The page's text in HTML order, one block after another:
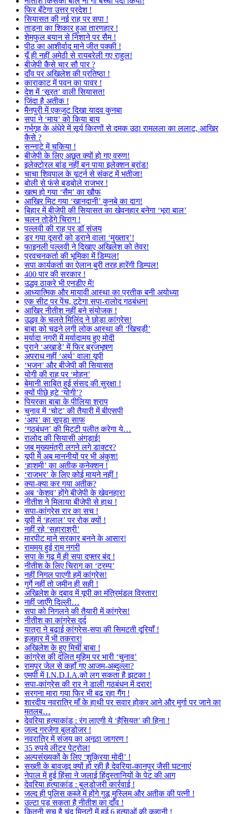
फिर बँटेगा उत्तर प्रदेश !
सियासत की नई राह पर सपा !
ताड़ना का शिकार हुआ तारणहार !
शेमफुल बयान से निशाने पर सैम !
पीठ का आशीर्वाद माने जीत पक्की !
यूँ ही नहीं अमेठी से रायबरेली गए राहुल!
बीजेपी कैसे चार सौ पार ?
दाँव पर अखिलेश की प्रतिष्ठा !
काराकाट में पवन का पावर !
देश में ‘सूरत’ वाली सियासत!
जिंदा है अतीक !
मैनपुरी में एकजुट दिखा यादव कुनबा
सपा ने ‘माय’ को किया बाय
गर्भगृह के अंधेरे में सूर्य किरणों से दमक उठा रामलला का ललाट, आखिर
कैसे ?
सन्नाटे में चकिया !
बीजेपी के लिए अछूत क्यों हो गए वरुण!
इलेक्टोरल बांड नहीं बन पाया इलेक्शन ब्रांड!
चाचा शिवपाल के यूटर्न से संकट में भतीजा!
बोली से फंसे बड़बोले राजभर !
खत्म हो गया ‘सैम’ का खौफ
आखिर मिट गया ‘खानदानी’ कुनबे का दाग!
बिहार में बीजेपी की सियासत का खेवनहार बनेगा ‘भूरा बाल’
चलन तोड़ेंगे चिराग !
पल्लवी की राह पर डॉ संजय
डर गया दूसरों को डराने वाला ‘मुख्तार’!
फाइनली पल्लवी ने दिखाए अखिलेश को तेवर!
प्रवचनकर्ता की भूमिका में डिम्पल!
सपा कार्यकर्ता का ऐलान बुरी तरह हारेंगी डिम्पल!
400 पार की सरकार !
उद्धव ठाकरे भी एनडीए में!
आध्यात्मिक और मायावी आस्था का प्रतीक बनी अयोध्या
एक सीट पर पेंच, टूटेगा सपा-रालोद गठबंधन!
आखिर नीतीश नहीं बने संयोजक !
उद्धव के चलते मिलिंद ने छोड़ा कांग्रेस!
बाबा को चढ़ने लगी लोक आस्था की ‘खिचड़ी’
मर्यादा नगरी में मर्यादामय हुए मोदी
पुराने ‘अखाड़े’ में फिर ब्रजभूषण
अपराध नहीं ‘अर्थ’ वाला यूपी
‘भजन’ और बीजेपी की सियासत
योगी की राह पर ‘मोहन’
बेमानी साबित हुई संसद की सुरक्षा !
क्यों पीछे हटे ‘योगी’?
पियरका बाबा के पीलिया श्राप
चुनाव में ‘चोट’ की तैयारी में बीएसपी
‘आप’ का सूपड़ा साफ
‘गठबंधन’ की मिट्टी पलीत करेगा ये…
रालोद की सियासी अंगड़ाई!
जब मुख्यमंत्री लगने लगे डाक्टर?
यूपी में अब माननीयों पर भी अंकुश!
‘हाशमी’ का अतीक कनेक्शन !
‘राजभर’ के लिए कोई मायने नहीं !
क्या-क्या कर गया अतीक?
अब ‘केशव’ होंगे बीजेपी के खेवनहार!
नीतीश ने मिलाया बीजेपी से हाथ !
सपा-कांग्रेस रार का सच !
यूपी में ‘हलाल’ पर रोक क्यों !
नहीं रहे ‘सहाराश्री’
मारपीट माने सरकार बनने के आसार!
राममय हुई राम नगरी
सपा के गढ़ में ही सपा दफ्तर बंद !
नीतीश के लिए चिराग का ‘ट्रम्प’
नहीं निगल पाएगी हमें कांग्रेस!
गुर्गे नहीं तो जमीन ही सही !
अखिलेश के दबाव में यूपी का मंत्रिमंडल विस्तार!
नहीं जाएँगे दिल्ली…
सपा को निगलने की तैयारी में कांग्रेस!
नीतीश का कांग्रेस दर्द
यात्रा ने बढ़ाई कांग्रेस-सपा की सिमटती दूरियाँ !
इजहार में भी तकरार!
अखिलेश के हुए मिर्ची बाबा !
कांग्रेस की दलित मुहिम पर भारी ‘चुनाव’
रामपुर जेल से कहाँ गए आजम-अब्दुल्ला?
एमपी में I.N.D.I.A.को लग सकता है झटका !
सपा-कांग्रेस की रार ने डाली गठबंधन में दरार!
सरगना मारा गया फिर भी बढ़ रहा गैंग !
शारदीय नवरात्रि माँ के हाथी पर सवार होकर आने और मुर्गा पर जाने का
मतलब…
देवरिया हत्याकांड : रंग लाएगी ये ‘हैसियत’ की हिना !
जल्द गरजेगा बुलडोजर !
नवरात्रि में संजय का अनूठा जागरण !
35 रुपये लीटर पेट्रोल!
अल्पसंख्यकों के लिए ‘शुक्रिया मोदी’ !
सख्ती के बावजूद क्यों हो रही है देवरिया-कानपुर जैसी घटनाएं
नेपाल में हुई हिंसा ने जलाई हिंदुस्तानियों के पेट की आग
देवरिया हत्याकांड : बुलडोजरी कार्रवाई !
जल्द ही पुलिस कब्जे में होंगे गुडू मुस्लिम और अतीक की पत्नी !
उल्टा पड़ सकता है नीतीश का दाँव !
कितनी सच है चंद मिनटों में हुई 6 हत्याओं की कहानी !